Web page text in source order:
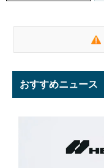
おすすめニュース